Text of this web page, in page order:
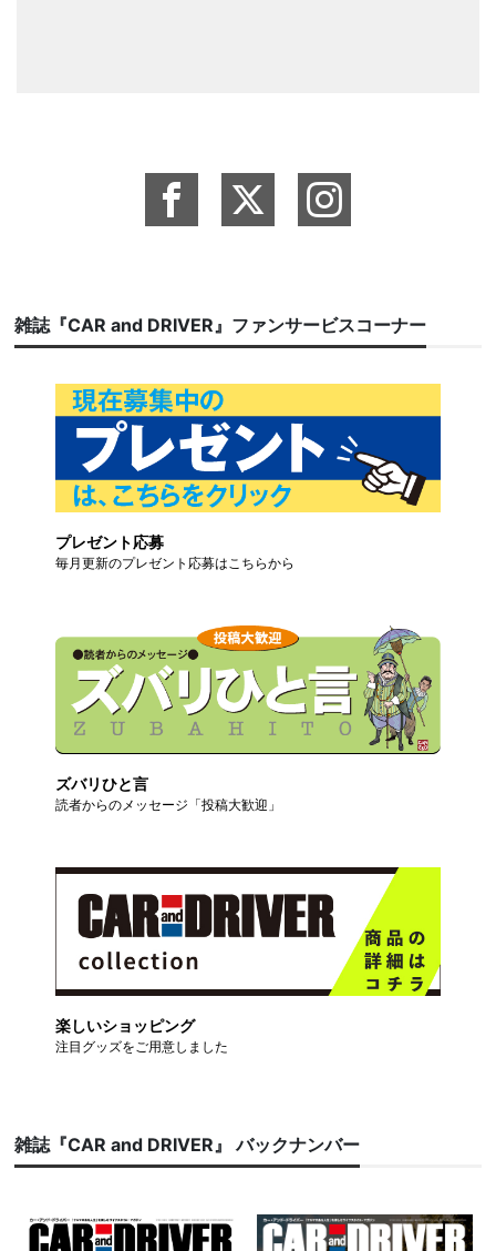
雑誌『CAR and DRIVER』ファンサービスコーナー
プレゼント応募
毎月更新のプレゼント応募はこちらから
ズバリひと言
読者からのメッセージ「投稿大歓迎」
楽しいショッピング
注目グッズをご用意しました
雑誌『CAR and DRIVER』 バックナンバー